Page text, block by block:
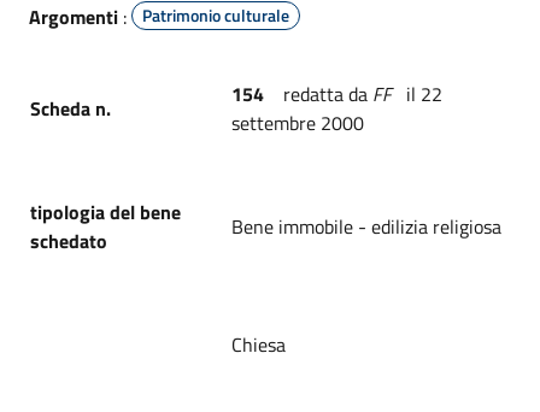
Argomenti : Patrimonio culturale
Scheda n. 154 redatta da FF il 22
settembre 2000
tipologia del bene
schedato
Bene immobile - edilizia religiosa
Chiesa